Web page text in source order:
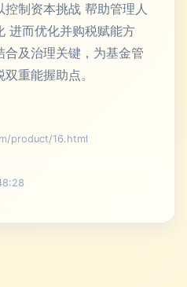
制资本挑战 帮助管理人
进而优化并购税赋能方
及治理关键，为基金管
重能握助点。
product/16.html